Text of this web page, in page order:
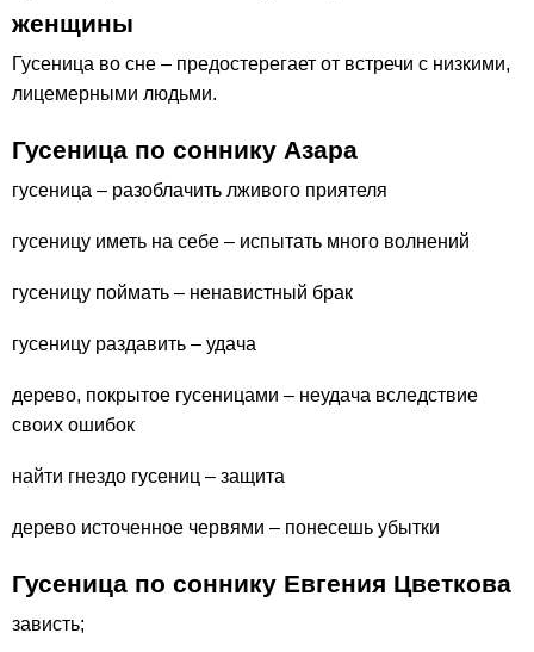
женщины
Гусеница во сне – предостерегает от встречи с низкими,
лицемерными людьми.
Гусеница по соннику Азара
гусеница – разоблачить лживого приятеля
гусеницу иметь на себе – испытать много волнений
гусеницу поймать – ненавистный брак
гусеницу раздавить – удача
дерево, покрытое гусеницами – неудача вследствие
своих ошибок
найти гнездо гусениц – защита
дерево источенное червями – понесешь убытки
Гусеница по соннику Евгения Цветкова
зависть;